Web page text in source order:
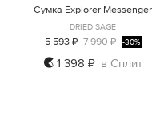
ONE SIZE
Сумка Explorer Messenger
DRIED SAGE
5 593 ₽ 7 990 ₽ -30%
1 398 ₽ в Сплит